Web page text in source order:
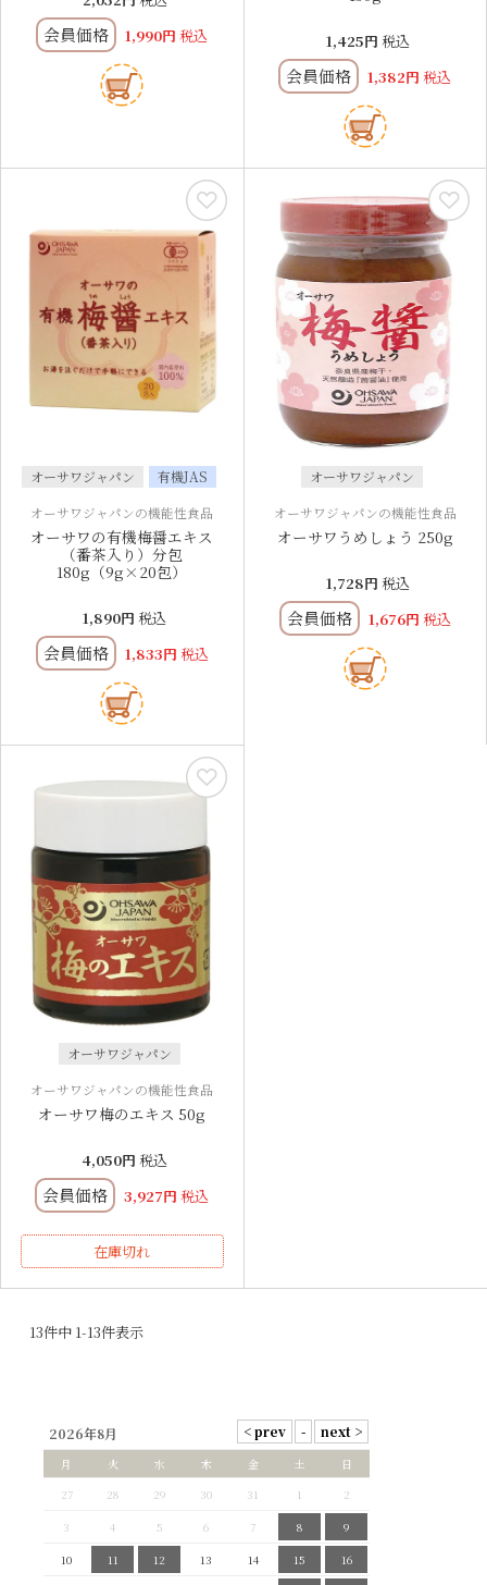
会員価格 1,990 税込 1,425 税込
会員価格 1,382 税込
オーサワジャパン 有機JAS
オーサワジャパンの機能性食品
オーサワの有機梅醤エキス
（番茶入り）分包
180g（9g×20包）
1,890 税込
会員価格 1,833 税込
オーサワジャパン
オーサワジャパンの機能性食品
オーサワうめしょう 250g
1,728 税込
会員価格 1,676 税込
オーサワジャパン
オーサワジャパンの機能性食品
オーサワ梅のエキス 50g
4,050 税込
会員価格 3,927 税込
在庫切れ
13件中 1-13件表示
2026年8月
月 火 水 木 金 土
日
27
28 29 30 31 1
2
3
4 5 6 7 8
9
10
11 12 13 14 15
16